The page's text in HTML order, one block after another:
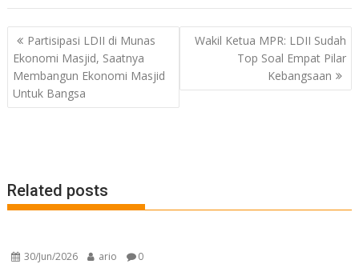
Post
navigation
Partisipasi LDII di Munas
Ekonomi Masjid, Saatnya
Membangun Ekonomi Masjid
Untuk Bangsa
Wakil Ketua MPR: LDII Sudah
Top Soal Empat Pilar
Kebangsaan
Related posts
30/Jun/2026 ario 0